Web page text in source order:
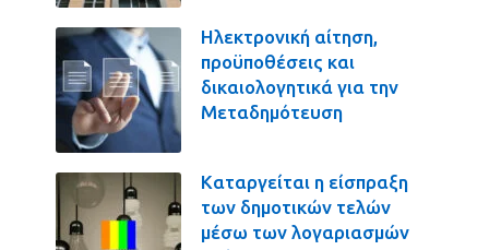
Ηλεκτρονική αίτηση,
προϋποθέσεις και
δικαιολογητικά για την
Μεταδημότευση
Καταργείται η είσπραξη
των δημοτικών τελών
μέσω των λογαριασμών